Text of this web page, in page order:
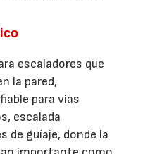
escaladores que
la pared,
para vías
escalada
de guíaje, donde la